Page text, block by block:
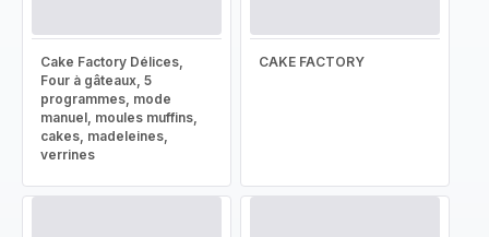
Cake Factory Délices,
Four à gâteaux, 5
programmes, mode
manuel, moules muffins,
cakes, madeleines,
verrines
CAKE FACTORY